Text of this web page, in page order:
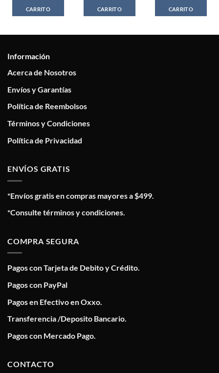
CARRITO
CARRITO
CARRITO
Información
Acerca de Nosotros
Envíos y Garantías
Política de Reembolsos
Términos y Condiciones
Política de Privacidad
ENVÍOS GRATIS
*Envíos gratis en compras mayores a $499.
*Consulte términos y condiciones.
COMPRA SEGURA
Pagos con Tarjeta de Debito y Crédito.
Pagos con PayPal
Pagos en Efectivo en Oxxo.
Transferencia /Deposito Bancario.
Pagos con Mercado Pago.
CONTACTO